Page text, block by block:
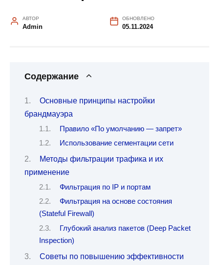
АВТОР
Admin
ОБНОВЛЕНО
05.11.2024
Содержание
Основные принципы настройки
брандмауэра
Правило «По умолчанию — запрет»
Использование сегментации сети
Методы фильтрации трафика и их
применение
Фильтрация по IP и портам
Фильтрация на основе состояния
(Stateful Firewall)
Глубокий анализ пакетов (Deep Packet
Inspection)
Советы по повышению эффективности